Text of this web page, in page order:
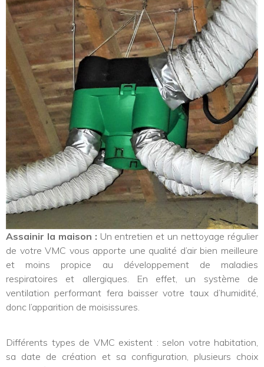
Assainir la maison : Un entretien et un nettoyage régulier
de votre VMC vous apporte une qualité d’air bien meilleure
et moins propice au développement de maladies
respiratoires et allergiques. En effet, un système de
ventilation performant fera baisser votre taux d’humidité,
donc l’apparition de moisissures.
Différents types de VMC existent : selon votre habitation,
sa date de création et sa configuration, plusieurs choix